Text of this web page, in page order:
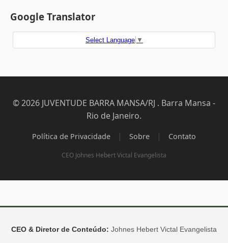
Google Translator
Select Language ▼
© 2026 JUVENTUDE BARRA MANSA/RJ . Barra Mansa -
Rio de Janeiro.
Política de Privacidade | Sobre | Contato
CEO Johnes Hebert Victal Evangelista
CEO & Diretor de Conteúdo: Johnes Hebert Victal Evangelista